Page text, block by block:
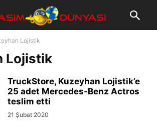
Lojistik
Lojistik
TruckStore, Kuzeyhan Lojistik’e
25 adet Mercedes-Benz Actros
teslim etti
21 Şubat 2020